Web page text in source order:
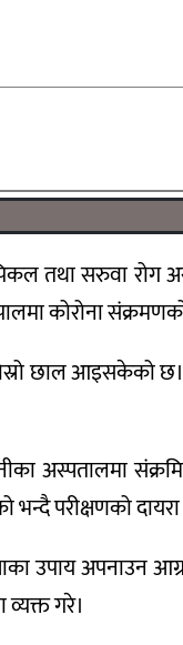
तथा सरुवा रोग
कोरोना
छाल आइसकेको
अस्पतालमा
परीक्षणको
उपाय अपनाउन
गरे।